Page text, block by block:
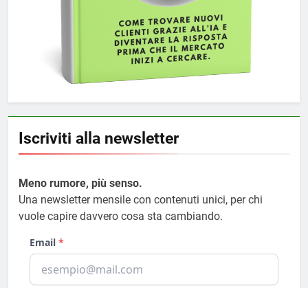
Iscriviti alla newsletter
Meno rumore, più senso.
Una newsletter mensile con contenuti unici, per chi
vuole capire davvero cosa sta cambiando.